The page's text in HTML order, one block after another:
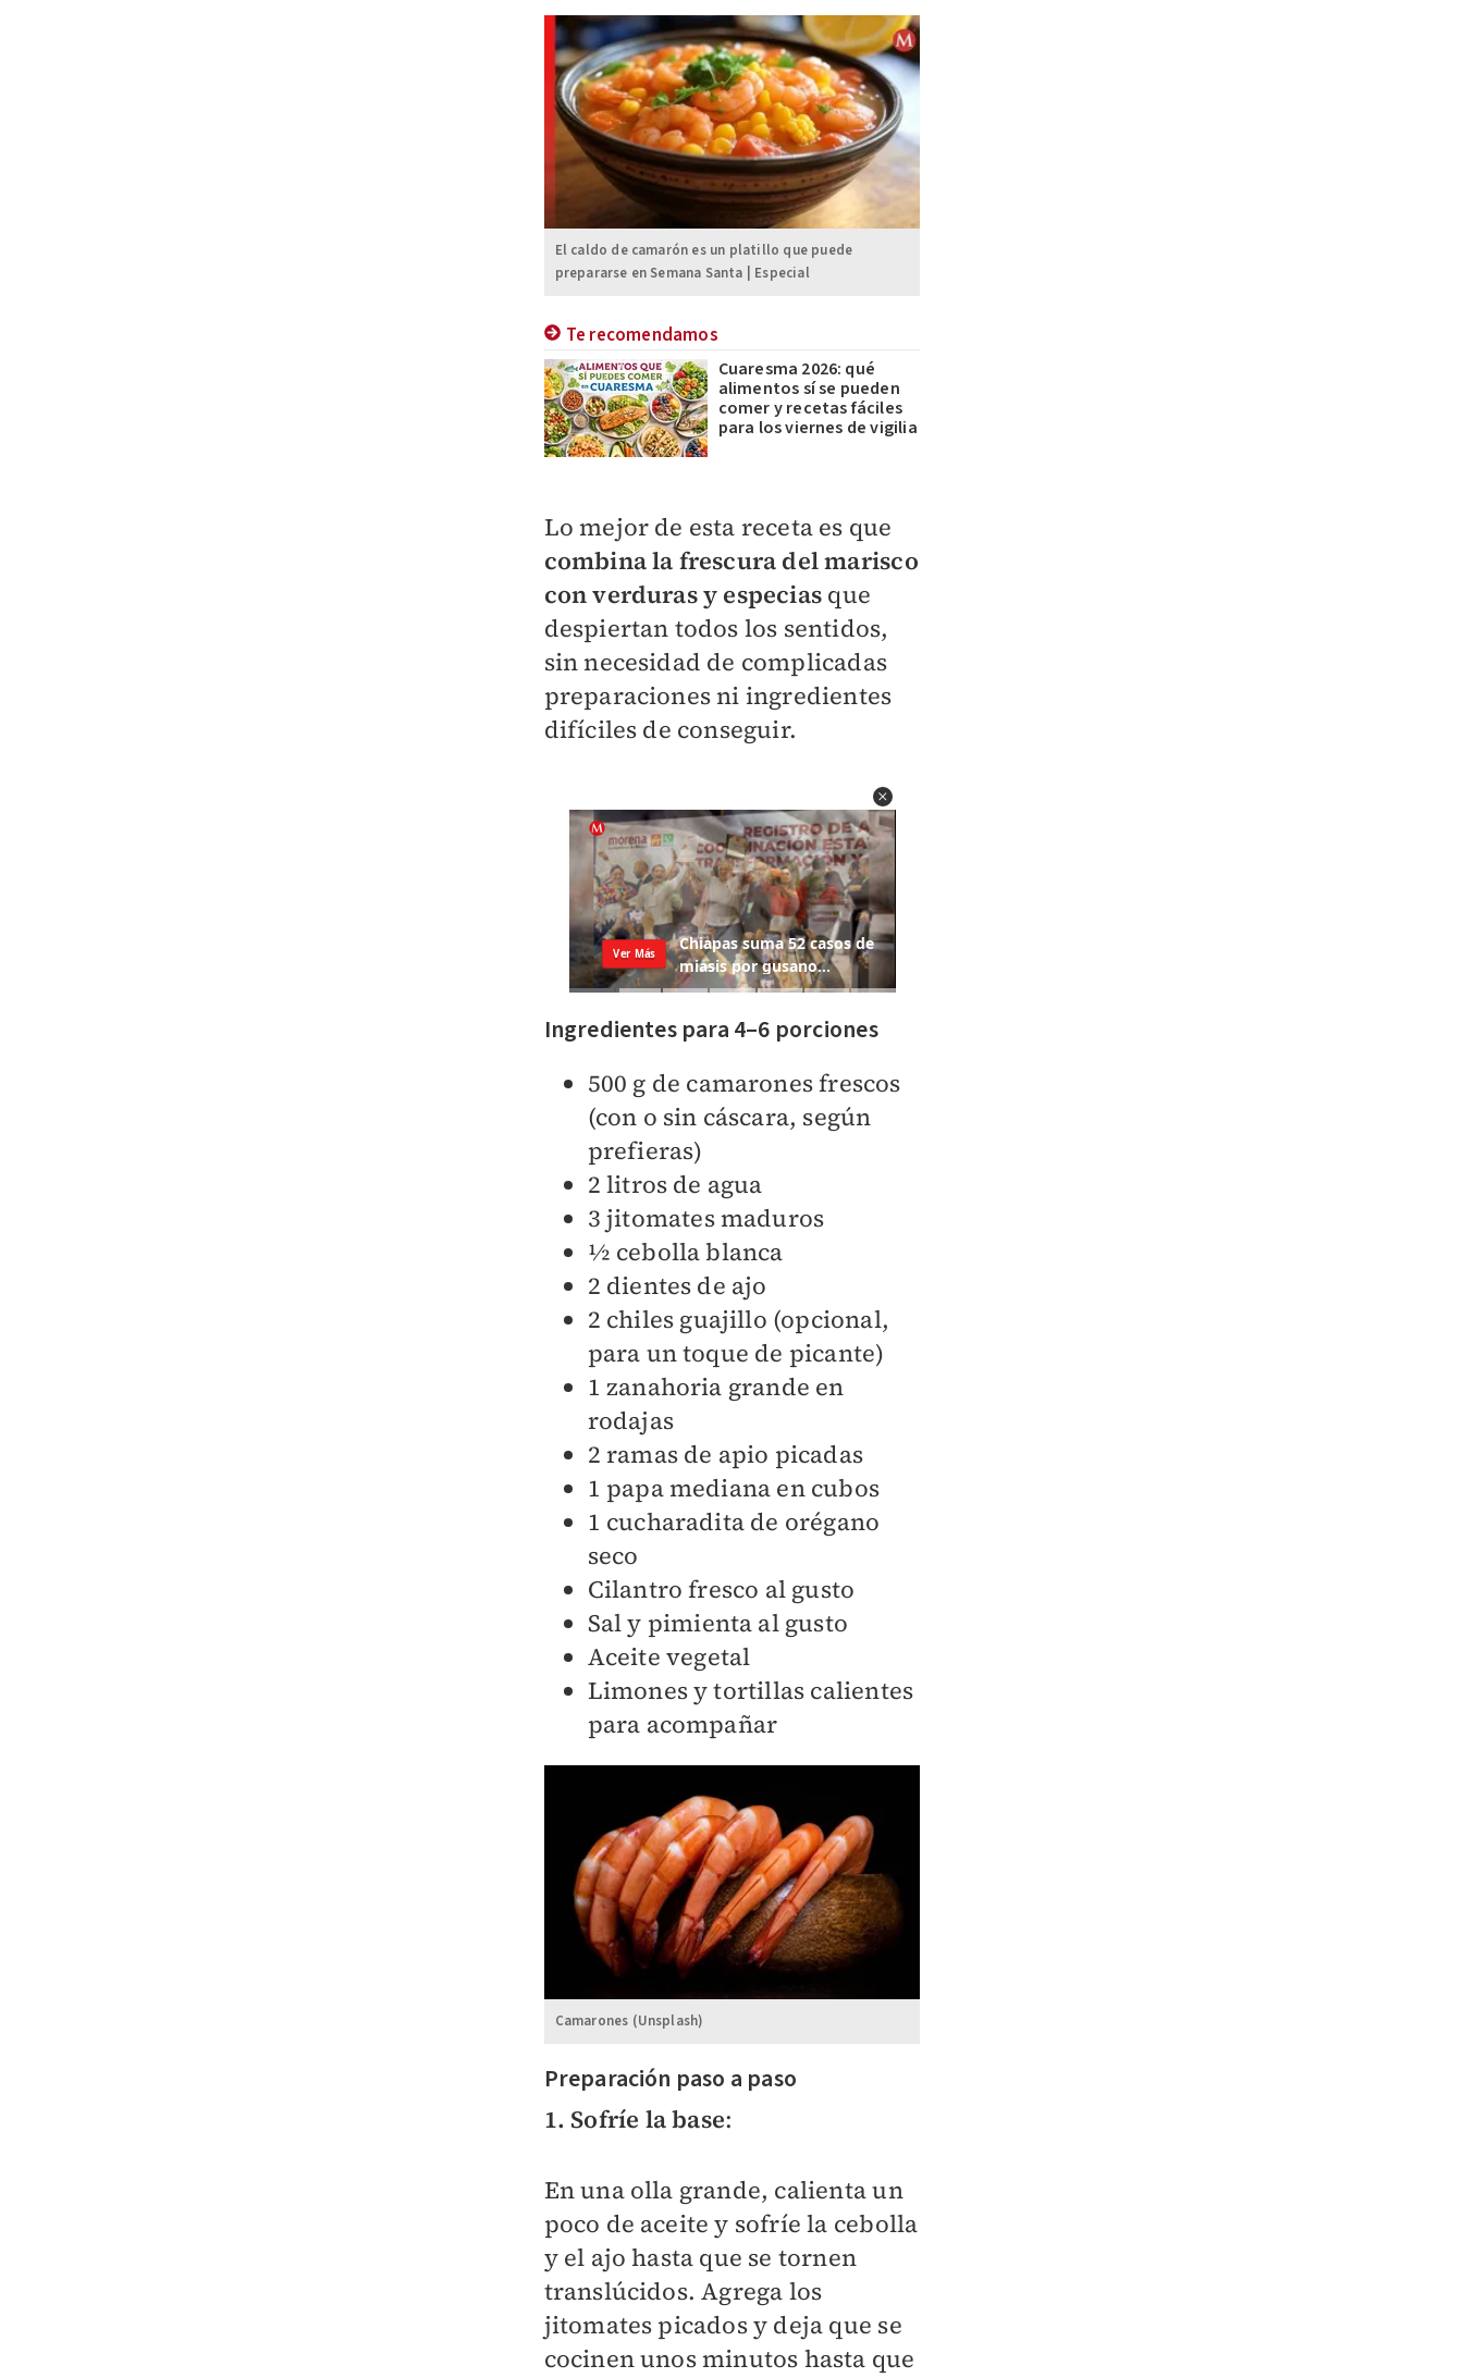
El caldo de camarón es un platillo que puede
prepararse en Semana Santa | Especial
Te recomendamos
Cuaresma 2026: qué
alimentos sí se pueden
comer y recetas fáciles
para los viernes de vigilia
Lo mejor de esta receta es que
combina la frescura del marisco
con verduras y especias que
despiertan todos los sentidos,
sin necesidad de complicadas
preparaciones ni ingredientes
difíciles de conseguir.
Ingredientes para 4–6 porciones
500 g de camarones frescos
(con o sin cáscara, según
prefieras)
2 litros de agua
3 jitomates maduros
½ cebolla blanca
2 dientes de ajo
2 chiles guajillo (opcional,
para un toque de picante)
1 zanahoria grande en
rodajas
2 ramas de apio picadas
1 papa mediana en cubos
1 cucharadita de orégano
seco
Cilantro fresco al gusto
Sal y pimienta al gusto
Aceite vegetal
Limones y tortillas calientes
para acompañar
Camarones (Unsplash)
Preparación paso a paso
1. Sofríe la base:
En una olla grande, calienta un
poco de aceite y sofríe la cebolla
y el ajo hasta que se tornen
translúcidos. Agrega los
jitomates picados y deja que se
cocinen unos minutos hasta que